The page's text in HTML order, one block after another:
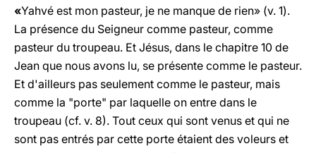
«Yahvé est mon pasteur, je ne manque de rien» (v. 1).
La présence du Seigneur comme pasteur, comme
pasteur du troupeau. Et Jésus, dans le chapitre 10 de
Jean que nous avons lu, se présente comme le pasteur.
Et d'ailleurs pas seulement comme le pasteur, mais
comme la "porte" par laquelle on entre dans le
troupeau (cf. v. 8). Tout ceux qui sont venus et qui ne
sont pas entrés par cette porte étaient des voleurs et